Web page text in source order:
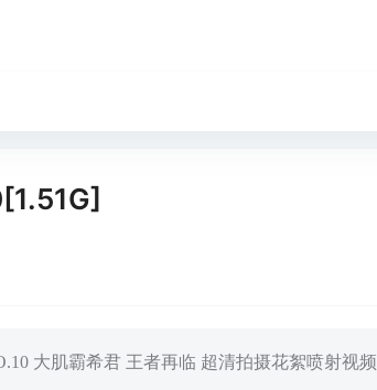
大肌霸希君 王者再临 超清拍摄花絮喷射视频